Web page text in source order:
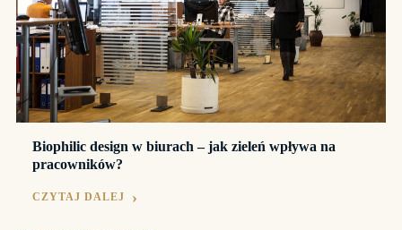
Biophilic design w biurach – jak zieleń wpływa na
pracowników?
CZYTAJ DALEJ